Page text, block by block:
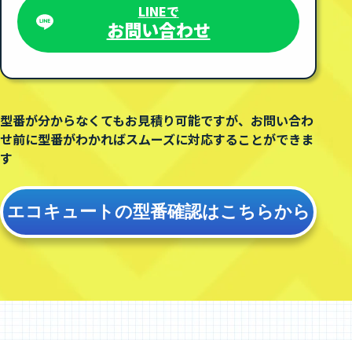
LINEで
お問い合わせ
型番が分からなくてもお見積り可能ですが、 お問い合わ
せ前に型番がわかればスムーズに対応することができま
す
エコキュートの型番確認はこちらから